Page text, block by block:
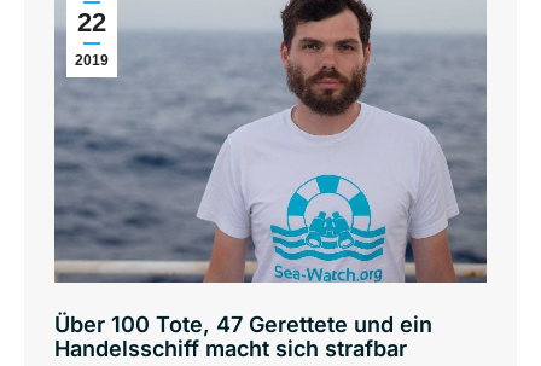
22
2019
Über 100 Tote, 47 Gerettete und ein
Handelsschiff macht sich strafbar